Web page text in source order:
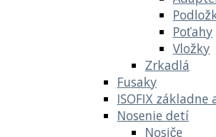
Poťahy
Vložky
Zrkadlá
Fusaky
ISOFIX základne
Nosenie detí
Nosiče